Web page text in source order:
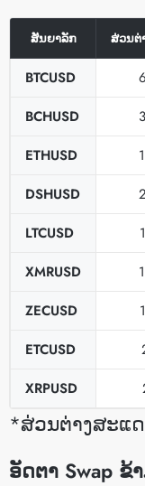
ສັນຍາລັກ ສ່ວນຕ່
BTCUSD
BCHUSD
ETHUSD
DSHUSD
LTCUSD
XMRUSD
ZECUSD
ETCUSD
XRPUSD
*ສ່ວນຕ່າງສະແ
ອັດຕາ Swap ຂ້